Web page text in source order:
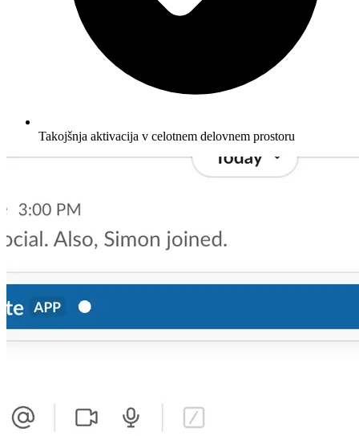
Takojšnja aktivacija v celotnem delovnem prostoru